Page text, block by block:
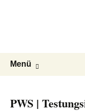
Menü
PWS |